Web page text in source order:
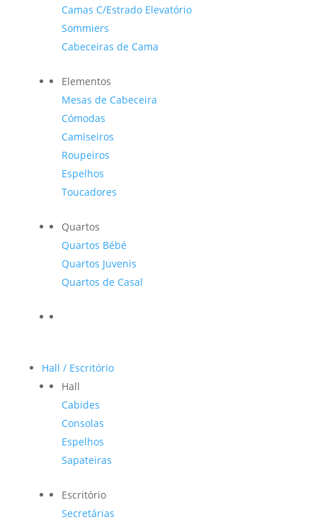
Camas C/Estrado Elevatório
Sommiers
Cabeceiras de Cama
Elementos
Mesas de Cabeceira
Cómodas
Camiseiros
Roupeiros
Espelhos
Toucadores
Quartos
Quartos Bébé
Quartos Juvenis
Quartos de Casal
Hall / Escritório
Hall
Cabides
Consolas
Espelhos
Sapateiras
Escritório
Secretárias